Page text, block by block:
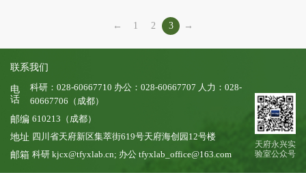
← 1 2 3 →
联系我们
电
话
科研：028-60667710 办公：028-60667707 人力：028-
60667706（成都）
邮编 610213（成都）
地址 四川省天府新区集萃街619号天府海创园12号楼
邮箱 科研 kjcx@tfyxlab.cn; 办公 tfyxlab_office@163.com
天府永兴实
验室公众号